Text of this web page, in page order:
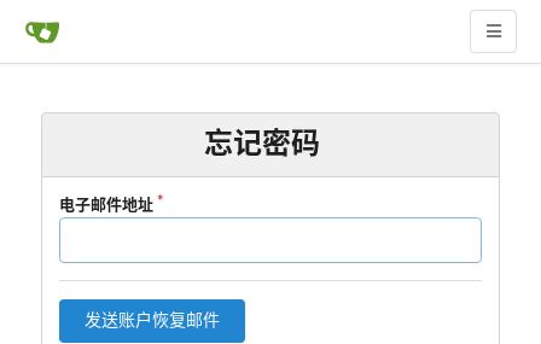
忘记密码
电子邮件地址
发送账户恢复邮件